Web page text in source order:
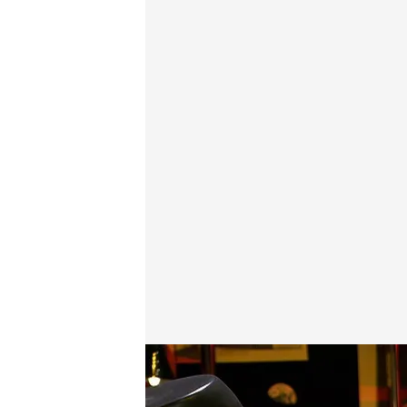
El cierre de Iker: reflexión sobre la muerte